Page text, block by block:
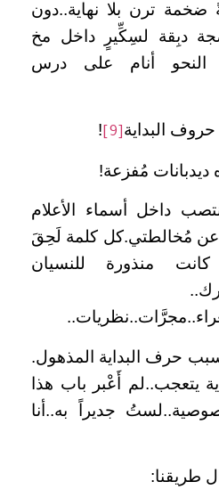
ترن بلا نهاية..دون
دبِقة لسِكِّيرٍ داخل مخ
النحو أنام على درس
البداية [9]
!
ديدبانات مُفزعة!
داخل أسماء الأعلام
عن مُخالطتي.كل كلمة لَحِقَ
منذورة للنسيان
حرف البداية المذهول.
يتعجب..لم أَعْبر باب هذا
جديراً به..أنا
طريقنا: